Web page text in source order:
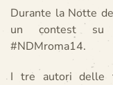
Durante la Notte
un contest su
#NDMroma14.
I tre autori delle